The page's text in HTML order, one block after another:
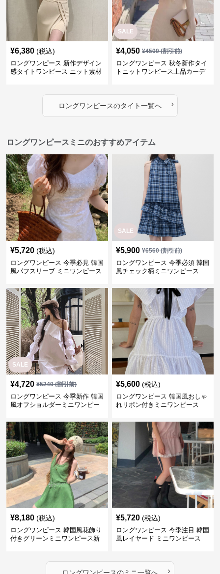
¥6,380 (税込)
ロングワンピース 新作デザイン
感タイトワンピース ニット素材
SALE
¥4,050 ¥4500(割引前)
ロングワンピース 秋冬新作タイ
トニットワンピース上品カーデ
ロングワンピースのタイト一覧へ ›
ロングワンピースミニのおすすめアイテム
¥5,720 (税込)
ロングワンピース 今季必見 韓国
風パフスリーブ ミニワンピース
SALE
¥5,900 ¥6560(割引前)
ロングワンピース 今季必須 韓国
風チェック柄ミニワンピース
SALE
¥4,720 ¥5240(割引前)
ロングワンピース 今季新作 韓国
風オフショルダーミニワンピー
¥5,600 (税込)
ロングワンピース 韓国風おしゃ
れリボン付きミニワンピース
¥8,180 (税込)
ロングワンピース 韓国風花飾り
付きグリーンミニワンピース新
¥5,720 (税込)
ロングワンピース 今季注目 韓国
風レイヤード ミニワンピース
›